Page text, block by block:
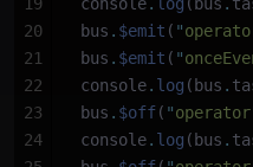
bus . $emit ( "
bus . $emit ( "
console. log (bus .
bus . $off( "operator
console. log (bus .
20
21
22
23
24